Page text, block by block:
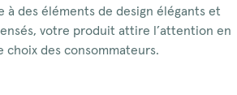
à des éléments de design élégants et
votre produit attire l’attention en
choix des consommateurs.